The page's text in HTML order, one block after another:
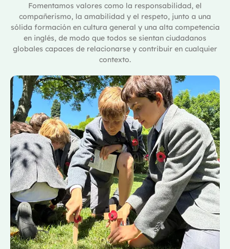
Fomentamos valores como la responsabilidad, el
compañerismo, la amabilidad y el respeto, junto a una
sólida formación en cultura general y una alta competencia
en inglés, de modo que todos se sientan ciudadanos
globales capaces de relacionarse y contribuir en cualquier
contexto.